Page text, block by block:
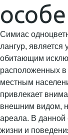
Симиас
лангур,
обитающим
расположенных в
местным
привлекает
внешним видом,
ареала. В данной
жизни и